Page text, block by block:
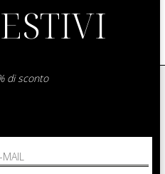
Contatti
di sconto